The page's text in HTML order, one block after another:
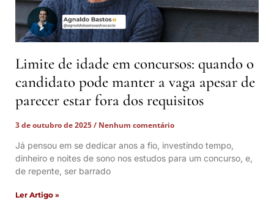
Limite de idade em concursos: quando o
candidato pode manter a vaga apesar de
parecer estar fora dos requisitos
3 de outubro de 2025
Nenhum comentário
Já pensou em se dedicar anos a fio, investindo tempo,
dinheiro e noites de sono nos estudos para um concurso, e,
de repente, ser barrado
Ler Artigo »